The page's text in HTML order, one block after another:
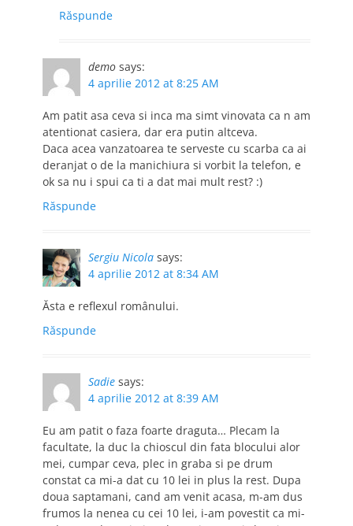
Răspunde
demo says:
4 aprilie 2012 at 8:25 AM
Am patit asa ceva si inca ma simt vinovata ca n am
atentionat casiera, dar era putin altceva.
Daca acea vanzatoarea te serveste cu scarba ca ai
deranjat o de la manichiura si vorbit la telefon, e
ok sa nu i spui ca ti a dat mai mult rest? :)
Răspunde
Sergiu Nicola says:
4 aprilie 2012 at 8:34 AM
Ăsta e reflexul românului.
Răspunde
Sadie says:
4 aprilie 2012 at 8:39 AM
Eu am patit o faza foarte draguta… Plecam la
facultate, la duc la chioscul din fata blocului alor
mei, cumpar ceva, plec in graba si pe drum
constat ca mi-a dat cu 10 lei in plus la rest. Dupa
doua saptamani, cand am venit acasa, m-am dus
frumos la nenea cu cei 10 lei, i-am povestit ca mi-